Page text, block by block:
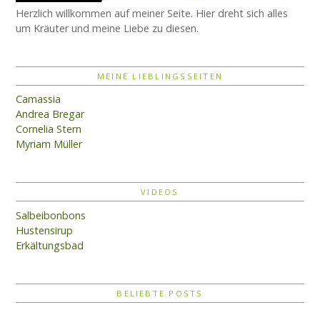
Herzlich willkommen auf meiner Seite. Hier dreht sich alles
um Kräuter und meine Liebe zu diesen.
MEINE LIEBLINGSSEITEN
Camassia
Andrea Bregar
Cornelia Stern
Myriam Müller
VIDEOS
Salbeibonbons
Hustensirup
Erkältungsbad
BELIEBTE POSTS